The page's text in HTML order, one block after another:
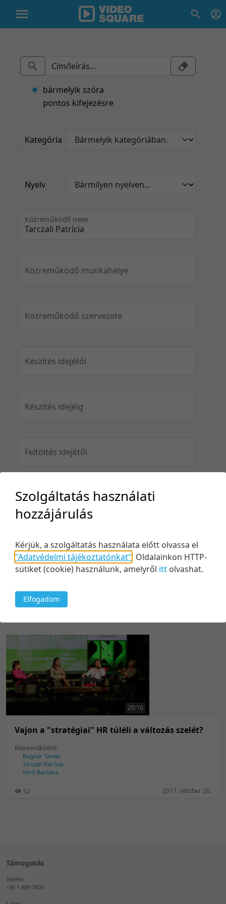
bármelyik szóra
pontos kifejezésre
Kategória
Nyelv
Közreműködő neve
Közreműködő munkahelye
Közreműködő szervezete
Készítés idejétől
Készítés idejéig
Feltöltés idejétől
Feltöltés idejéig
Keresés
Relevancia szerint
Kezdés/felvétel dátuma szerint
Kezdés/felvétel dátuma szerint
Feltöltés dátuma szerint
Utolsó módosítás szerint
Utolsó módosítás szerint
5 tétel/oldal
10 tétel/oldal
20 tétel/oldal
50 tétel/oldal
100 tétel/oldal
20:16
Vajon a "stratégiai" HR túléli a változás szelét?
Közreműködők:
Bognár Tamás
Tarczali Patrícia
Verő Barbara
52 2017. október 26.
Támogatás
Telefon
+36 1 889 7603
Szolgáltatás használati
hozzájárulás
Kérjük, a szolgáltatás használata előtt olvassa el
"Adatvédelmi tájékoztatónkat" Oldalainkon HTTP-
sütiket (cookie) használunk, amelyről itt olvashat.
Elfogadom